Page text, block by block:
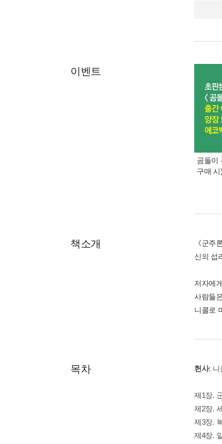
이벤트
곰돌이
구매 시
책소개
《군주
신의 섭
저자에
사람들
니콜로
목차 헌사: 니
제1장.
제2장.
제3장.
제4장.